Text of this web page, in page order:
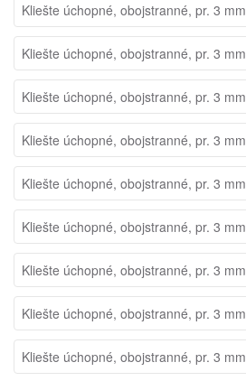
Kliešte úchopné, obojstranné, pr. 3 mm
Kliešte úchopné, obojstranné, pr. 3 mm
Kliešte úchopné, obojstranné, pr. 3 mm
Kliešte úchopné, obojstranné, pr. 3 mm
Kliešte úchopné, obojstranné, pr. 3 mm
Kliešte úchopné, obojstranné, pr. 3 mm
Kliešte úchopné, obojstranné, pr. 3 mm
Kliešte úchopné, obojstranné, pr. 3 mm
Kliešte úchopné, obojstranné, pr. 3 mm